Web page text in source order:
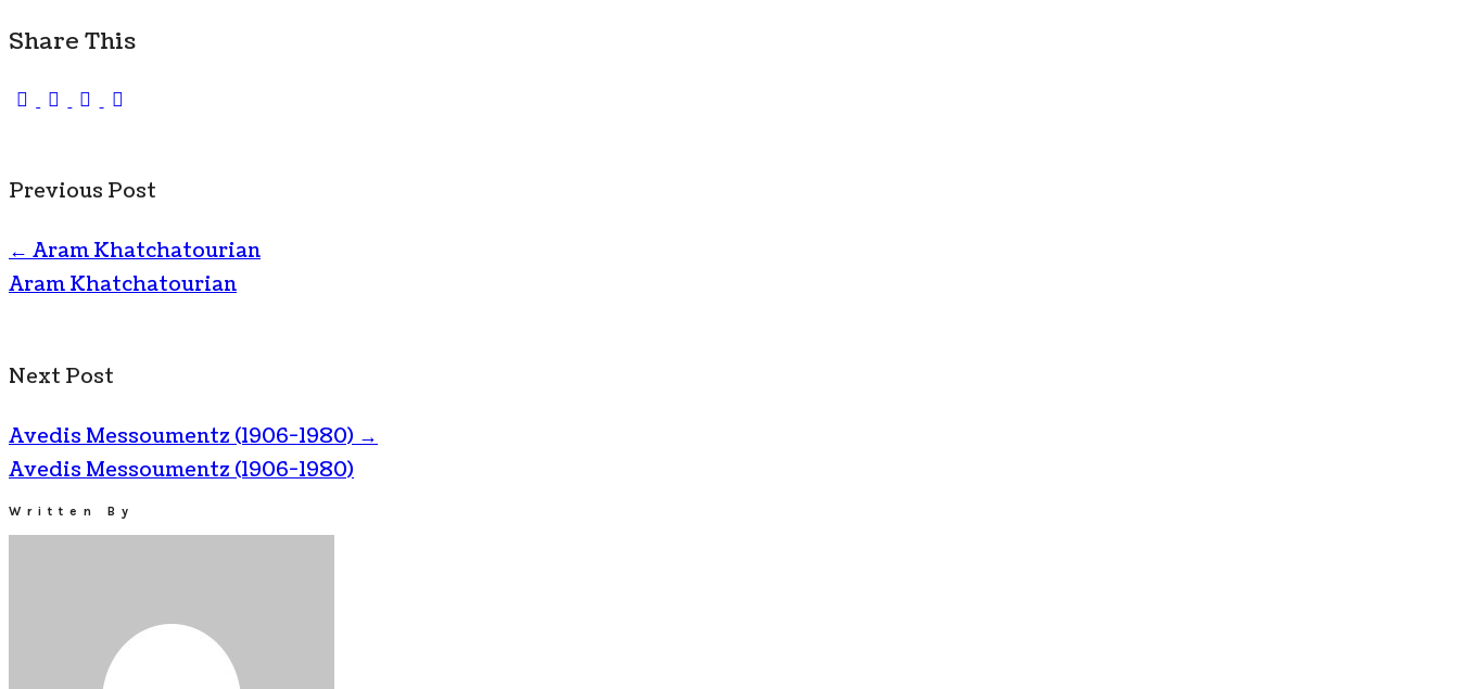
Share This
Previous Post
← Aram Khatchatourian
Aram Khatchatourian
Next Post
Avedis Messoumentz (1906-1980) →
Avedis Messoumentz (1906-1980)
Written By